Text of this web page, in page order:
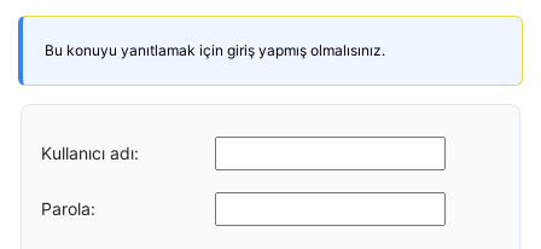
Bu konuyu yanıtlamak için giriş yapmış olmalısınız.
Kullanıcı adı:
Parola: